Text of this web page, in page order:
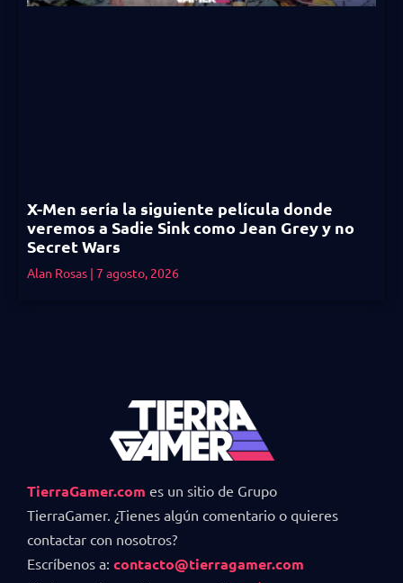
X-Men sería la siguiente película donde
veremos a Sadie Sink como Jean Grey y no
Secret Wars
Alan Rosas 7 agosto, 2026
TierraGamer.com es un sitio de Grupo
TierraGamer. ¿Tienes algún comentario o quieres
contactar con nosotros?
Escríbenos a: contacto@tierragamer.com